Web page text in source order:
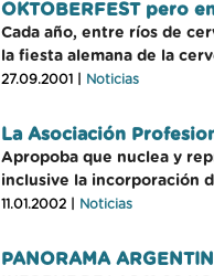
OKTOBERFEST pero
Cada año, entre ríos de
la fiesta alemana de la
27.09.2001 | Noticias
La Asociación
Apropoba que nuclea y
inclusive la incorporación
11.01.2002 | Noticias
PANORAMA